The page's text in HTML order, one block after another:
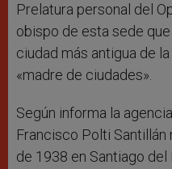
Prelatura personal del
obispo de esta sede
ciudad más antigua de
«madre de ciudades».
Según informa la
Francisco Polti
de 1938 en Santiago